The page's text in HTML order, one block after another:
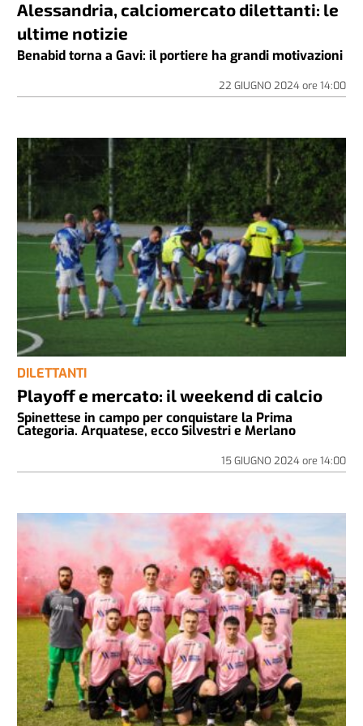
Alessandria, calciomercato dilettanti: le
ultime notizie
Benabid torna a Gavi: il portiere ha grandi motivazioni
22 GIUGNO 2024ore 14:00
DILETTANTI
Playoff e mercato: il weekend di calcio
Spinettese in campo per conquistare la Prima
Categoria. Arquatese, ecco Silvestri e Merlano
15 GIUGNO 2024ore 14:00